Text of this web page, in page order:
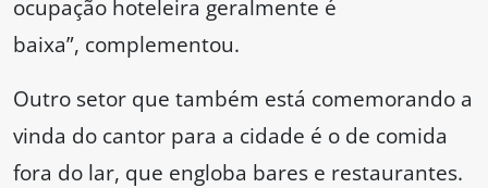
ocupação hoteleira geralmente é
baixa”, complementou.
Outro setor que também está comemorando a
vinda do cantor para a cidade é o de comida
fora do lar, que engloba bares e restaurantes.